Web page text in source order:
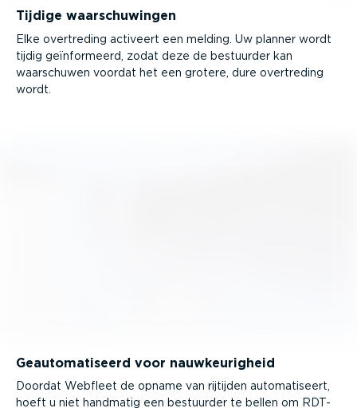
Tijdige waarschu­wingen
Elke overtreding activeert een melding. Uw planner wordt
tijdig geïnfor­meerd, zodat deze de bestuurder kan
waarschuwen voordat het een grotere, dure overtreding
wordt.
Geauto­ma­ti­seerd voor nauwkeu­righeid
Doordat Webfleet de opname van rijtijden automa­ti­seert,
hoeft u niet handmatig een bestuurder te bellen om RDT-